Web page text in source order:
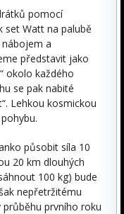
pomocí
set Watt na palubě
a
představit jako
okolo každého
se pak nabité
Lehkou kosmickou
působit síla 10
20 km dlouhých
100 kg) bude
nepřetržitému
prvního roku